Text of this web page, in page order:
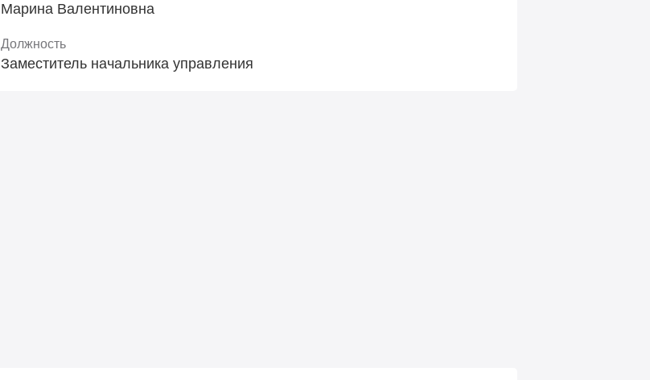
Марина Валентиновна
Должность
Заместитель начальника управления